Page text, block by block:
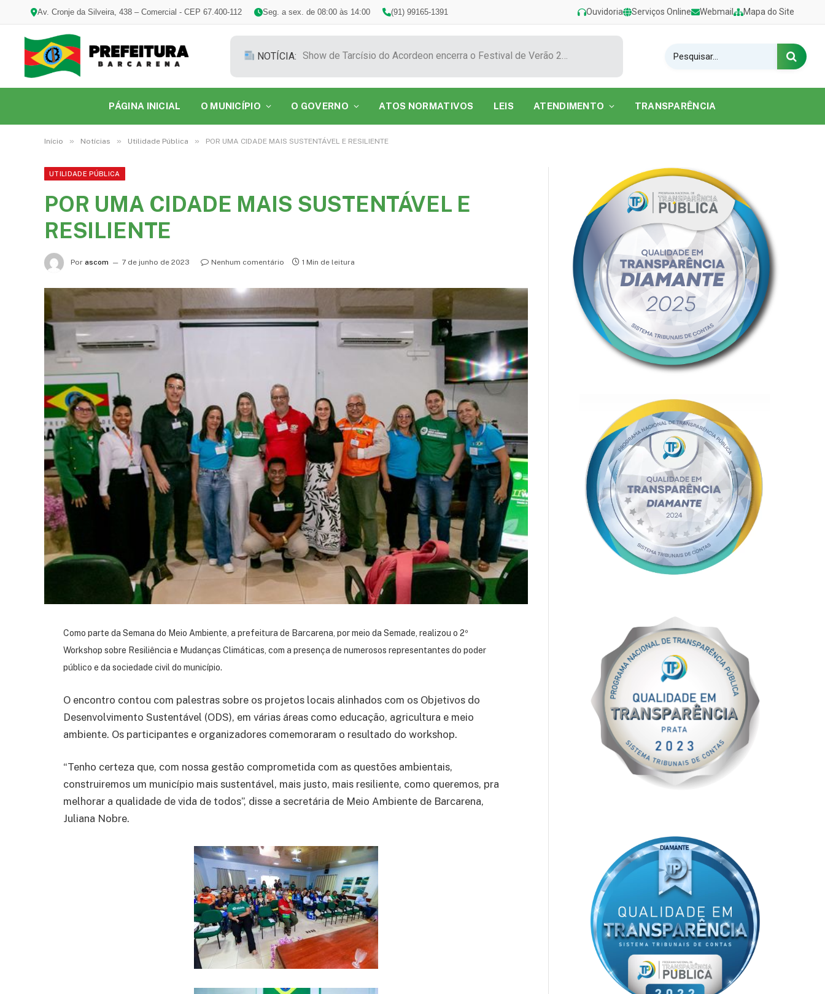
Av. Cronje da Silveira, 438 – Comercial - CEP 67.400-112 Seg. a sex. de 08:00 às 14:00 (91) 99165-1391 Ouvidoria Serviços Online Webmail Mapa do Site
NOTÍCIA: Show de Tarcísio do Acordeon encerra o Festival de Verão 2026 na Praia do Caripi
PÁGINA INICIAL O MUNICÍPIO O GOVERNO ATOS NORMATIVOS LEIS ATENDIMENTO TRANSPARÊNCIA
Início » Notícias » Utilidade Pública » POR UMA CIDADE MAIS SUSTENTÁVEL E RESILIENTE
UTILIDADE PÚBLICA
POR UMA CIDADE MAIS SUSTENTÁVEL E
RESILIENTE
Por ascom 7 de junho de 2023 Nenhum comentário 1 Min de leitura
Como parte da Semana do Meio Ambiente, a prefeitura de Barcarena, por meio da Semade, realizou o 2º
Workshop sobre Resiliência e Mudanças Climáticas, com a presença de numerosos representantes do poder
público e da sociedade civil do município.
O encontro contou com palestras sobre os projetos locais alinhados com os Objetivos do
Desenvolvimento Sustentável (ODS), em várias áreas como educação, agricultura e meio
ambiente. Os participantes e organizadores comemoraram o resultado do workshop.
“Tenho certeza que, com nossa gestão comprometida com as questões ambientais,
construiremos um município mais sustentável, mais justo, mais resiliente, como queremos, pra
melhorar a qualidade de vida de todos”, disse a secretária de Meio Ambiente de Barcarena,
Juliana Nobre.